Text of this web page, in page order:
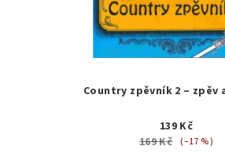
Country zpěvník 2 – zpěv
139 Kč
169 Kč (–17 %)